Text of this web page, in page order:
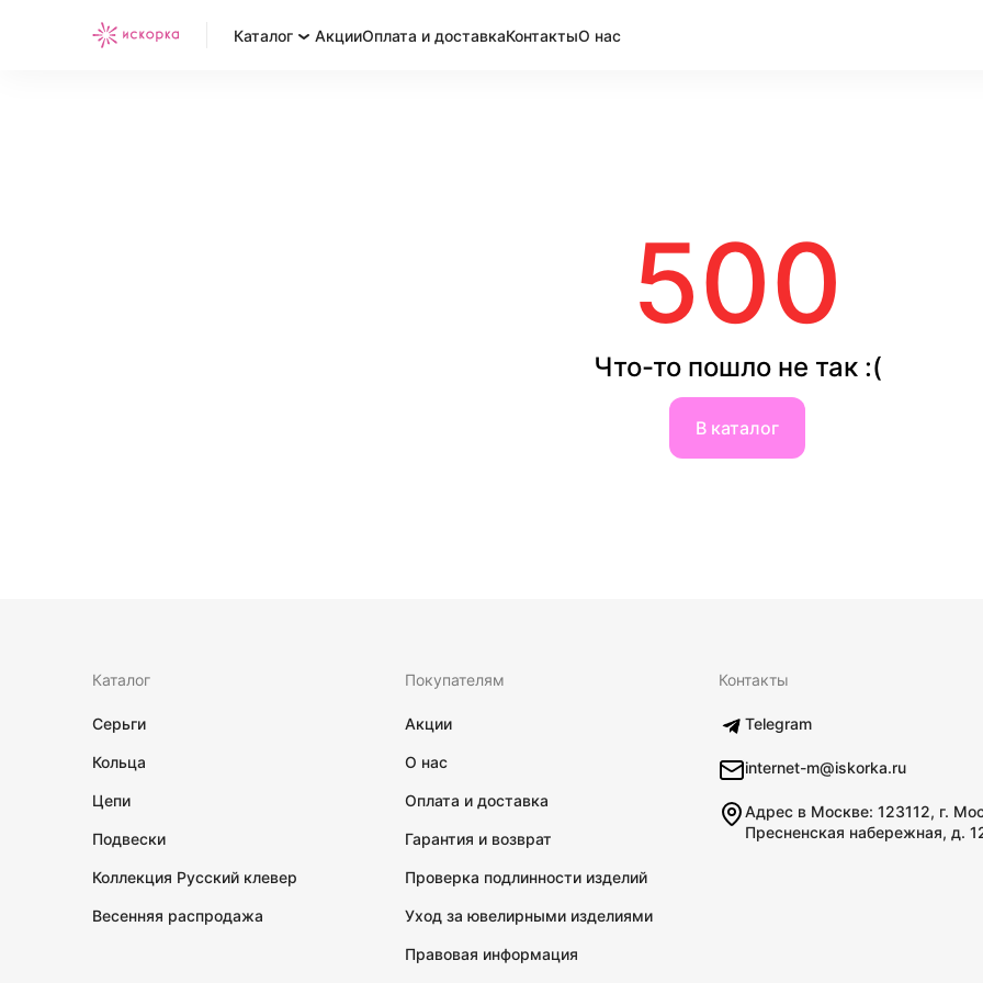
Каталог АкцииОплата и доставкаКонтактыО нас
500
Что-то пошло не так :(
В каталог
Каталог
Серьги
Кольца
Цепи
Подвески
Коллекция Русский клевер
Весенняя распродажа
Покупателям
Акции
О нас
Оплата и доставка
Гарантия и возврат
Проверка подлинности изделий
Уход за ювелирными изделиями
Правовая информация
Контакты
Telegram
internet-m@iskorka.ru
Адрес в Москве: 123112, г.
Пресненская набережная, д.